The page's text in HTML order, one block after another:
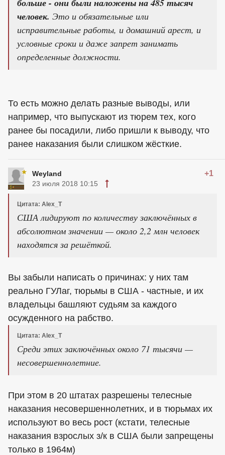
больше - они были наложены на 485 тысяч
человек. Это и обязательные или
исправительные работы, и домашний арест, и
условные сроки и даже запрет занимать
определенные должности.
То есть можно делать разные выводы, или
например, что выпускают из тюрем тех, кого
ранее бы посадили, либо пришли к выводу, что
ранее наказания были слишком жёсткие.
Weyland +1
23 июля 2018 10:15
Цитата: Alex_T
США лидируют по количеству заключённых в
абсолютном значении — около 2,2 млн человек
находятся за решёткой.
Вы забыли написать о причинах: у них там
реально ГУЛаг, тюрьмы в США - частные, и их
владельцы башляют судьям за каждого
осужденного на рабство.
Цитата: Alex_T
Среди этих заключённых около 71 тысячи —
несовершеннолетние.
При этом в 20 штатах разрешены телесные
наказания несовершеннолетних, и в тюрьмах их
используют во весь рост (кстати, телесные
наказания взрослых з/к в США были запрещены
только в 1964м)